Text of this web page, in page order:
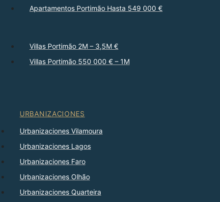
Apartamentos Portimão Hasta 549 000 €
Villas Portimão 2M – 3,5M €
Villas Portimão 550 000 € – 1M
URBANIZACIONES
Urbanizaciones Vilamoura
Urbanizaciones Lagos
Urbanizaciones Faro
Urbanizaciones Olhão
Urbanizaciones Quarteira